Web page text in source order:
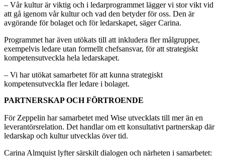
– Vår kultur är viktig och i ledarprogrammet lägger vi stor vikt vid
att gå igenom vår kultur och vad den betyder för oss. Den är
avgörande för bolaget och för ledarskapet, säger Carina.
Programmet har även utökats till att inkludera fler målgrupper,
exempelvis ledare utan formellt chefsansvar, för att strategiskt
kompetensutveckla hela ledarskapet.
– Vi har utökat samarbetet för att kunna strategiskt
kompetensutveckla fler ledare i bolaget.
PARTNERSKAP OCH FÖRTROENDE
För Zeppelin har samarbetet med Wise utvecklats till mer än en
leverantörsrelation. Det handlar om ett konsultativt partnerskap där
ledarskap och kultur utvecklas över tid.
Carina Almquist lyfter särskilt dialogen och närheten i samarbetet: